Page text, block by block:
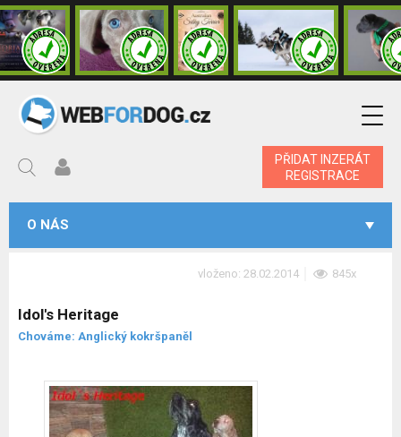
PŘIDAT INZERÁT
REGISTRACE
O NÁS
vloženo: 28.02.2014 845x
Idol's Heritage
Chováme: Anglický kokršpaněl